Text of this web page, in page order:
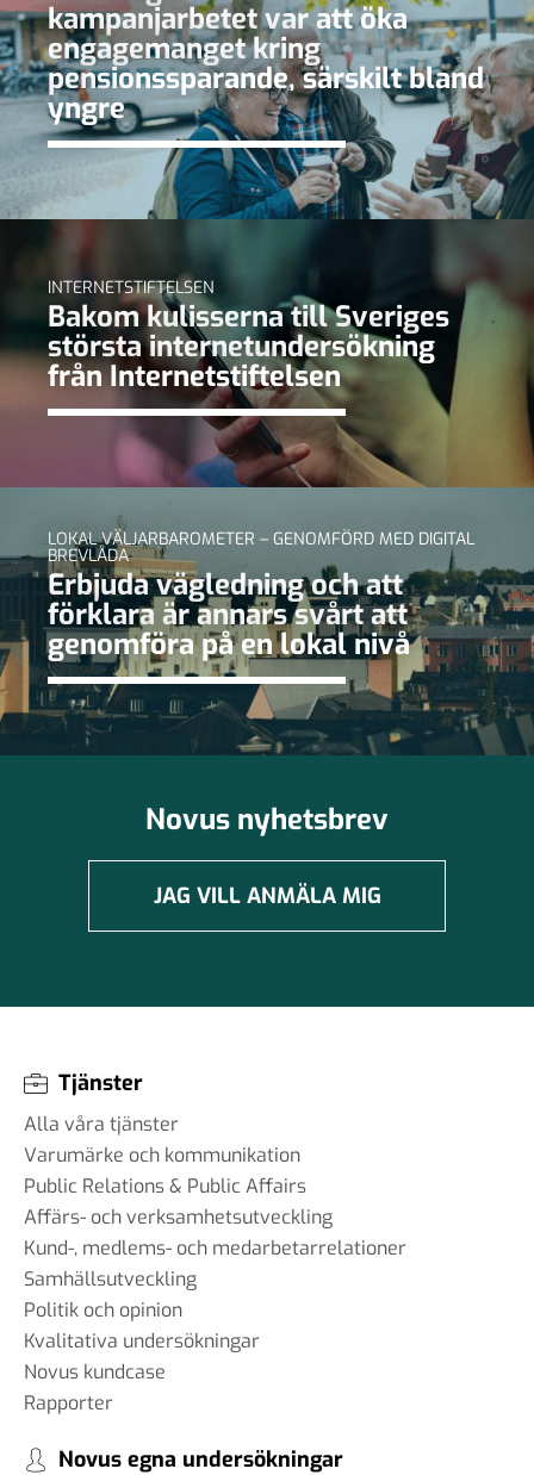
kampanjarbetet var att öka
engagemanget kring
pensionssparande, särskilt bland
yngre
INTERNETSTIFTELSEN
Bakom kulisserna till Sveriges
största internetundersökning
från Internetstiftelsen
LOKAL VÄLJARBAROMETER – GENOMFÖRD MED DIGITAL
BREVLÅDA
Erbjuda vägledning och att
förklara är annars svårt att
genomföra på en lokal nivå
Novus nyhetsbrev
JAG VILL ANMÄLA MIG
Tjänster
Alla våra tjänster
Varumärke och kommunikation
Public Relations & Public Affairs
Affärs- och verksamhetsutveckling
Kund-, medlems- och medarbetarrelationer
Samhällsutveckling
Politik och opinion
Kvalitativa undersökningar
Novus kundcase
Rapporter
Novus egna undersökningar